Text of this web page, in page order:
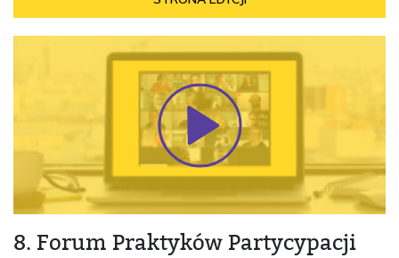
8. Forum Praktyków Partycypacji